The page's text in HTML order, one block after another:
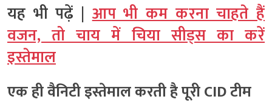
यह भी पढ़ें |आप भी कम करना चाहते हैं
वजन, तो चाय में चिया सीड्स का करें
इस्तेमाल
एक ही वैनिटी इस्तेमाल करती है पूरी CID टीम